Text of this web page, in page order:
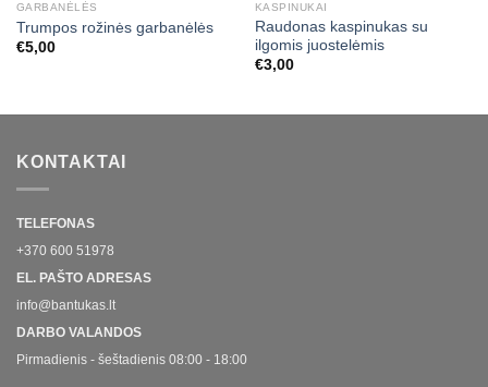
GARBANĖLĖS
Trumpos rožinės garbanėlės
€5,00
KASPINUKAI
Raudonas kaspinukas su
ilgomis juostelėmis
€3,00
KONTAKTAI
TELEFONAS
+370 600 51978
EL. PAŠTO ADRESAS
info@bantukas.lt
DARBO VALANDOS
Pirmadienis - šeštadienis 08:00 - 18:00